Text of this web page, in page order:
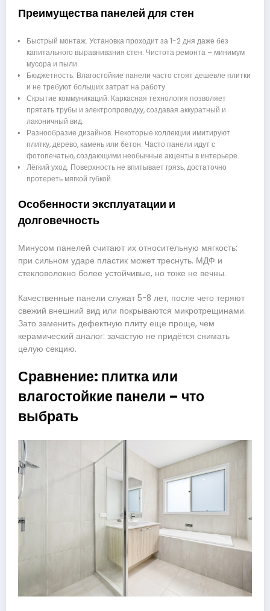
Преимущества панелей для стен
Быстрый монтаж. Установка проходит за 1-2 дня даже без
капитального выравнивания стен. Чистота ремонта – минимум
мусора и пыли.
Бюджетность. Влагостойкие панели часто стоят дешевле плитки
и не требуют больших затрат на работу.
Скрытие коммуникаций. Каркасная технология позволяет
прятать трубы и электропроводку, создавая аккуратный и
лаконичный вид.
Разнообразие дизайнов. Некоторые коллекции имитируют
плитку, дерево, камень или бетон. Часто панели идут с
фотопечатью, создающими необычные акценты в интерьере.
Лёгкий уход. Поверхность не впитывает грязь, достаточно
протереть мягкой губкой.
Особенности эксплуатации и
долговечность
Минусом панелей считают их относительную мягкость:
при сильном ударе пластик может треснуть. МДФ и
стекловолокно более устойчивые, но тоже не вечны.
Качественные панели служат 5-8 лет, после чего теряют
свежий внешний вид или покрываются микротрещинами.
Зато заменить дефектную плиту еще проще, чем
керамический аналог: зачастую не придётся снимать
целую секцию.
Сравнение: плитка или
влагостойкие панели – что
выбрать